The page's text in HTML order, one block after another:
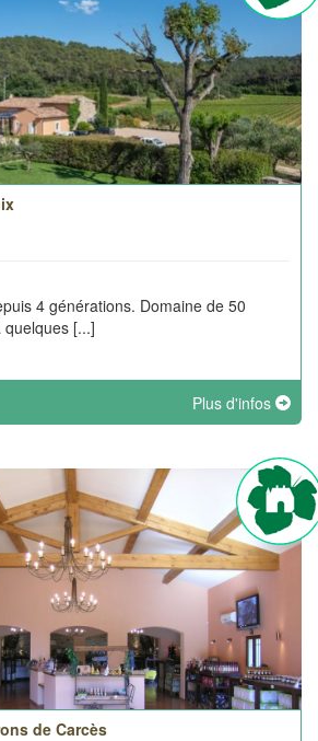
4 générations. Domaine de 50
[...]
Plus d'infos
de Carcès